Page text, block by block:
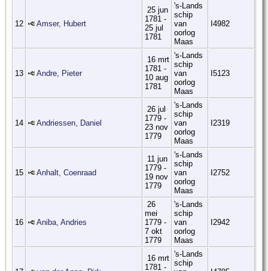
12 Amser, Hubert
25 jun
1781 -
25 jul
1781
's-Lands
schip
van
oorlog
Maas
I4982
13 Andre, Pieter
16 mrt
1781 -
10 aug
1781
's-Lands
schip
van
oorlog
Maas
I5123
14 Andriessen, Daniel
26 jul
1779 -
23 nov
1779
's-Lands
schip
van
oorlog
Maas
I2319
15 Anhalt, Coenraad
11 jun
1779 -
19 nov
1779
's-Lands
schip
van
oorlog
Maas
I2752
16 Aniba, Andries
26
mei
1779 -
7 okt
1779
's-Lands
schip
van
oorlog
Maas
I2942
16 mrt
1781 -
's-Lands
schip